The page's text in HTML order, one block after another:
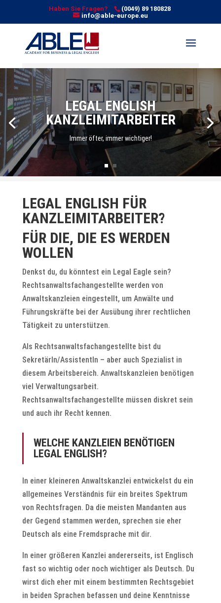
Haben Sie Fragen?
(0049) 89 180828
info@able-europe.eu
LEGAL ENGLISH
KANZLEIMITARBEITER
Immer öfter, immer wichtiger!
LEGAL ENGLISH FÜR
KANZLEIMITARBEITER?
FÜR DIE, DIE ES WERDEN
WOLLEN
Denkst du, du könntest ein Legal Eagle sein?
Rechtsanwaltsfachangestellte werden von
Anwaltskanzleien eingestellt, um Anwälte und
Führungskräfte bei der Ausübung ihrer rechtlichen
Tätigkeit zu unterstützen.
Als Rechtsanwaltsfachangestellte bist du
SekretärIn/AssistentIn – aber auch Spezialist in
diesem Arbeitsbereich. Anwaltskanzleien benötigen
viel Verwaltungsarbeit.
Rechtsanwaltsfachangestellte müssen diskret sein
und auch ihr Recht kennen.
WELCHE KANZLEIEN BENÖTIGEN
LEGAL ENGLISH?
In einer kleineren Anwaltskanzlei entwickelst du ein
allgemeines Verständnis für ein breites Spektrum
von Rechtsfragen. Da die meisten Mandanten aus
der Gegend stammen werden, sprechen sie eher
Deutsch als eine Fremdsprache mit dir.
In einer größeren Kanzlei andererseits, ist Englisch
fast so wichtig oder noch wichtiger als Deutsch. Du
wirst dich eher mit einem bestimmten Rechtsgebiet
in beiden Sprachen befassen und deine Kenntnisse